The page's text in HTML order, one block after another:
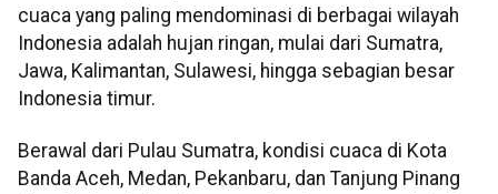
cuaca yang paling mendominasi di berbagai wilayah
Indonesia adalah hujan ringan, mulai dari Sumatra,
Jawa, Kalimantan, Sulawesi, hingga sebagian besar
Indonesia timur.
Berawal dari Pulau Sumatra, kondisi cuaca di Kota
Banda Aceh, Medan, Pekanbaru, dan Tanjung Pinang